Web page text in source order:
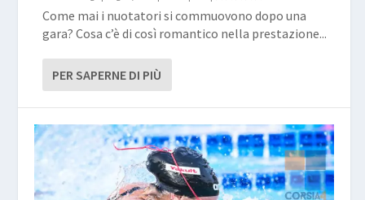
Come mai i nuotatori si commuovono dopo una
gara? Cosa c’è di così romantico nella prestazione...
PER SAPERNE DI PIÙ